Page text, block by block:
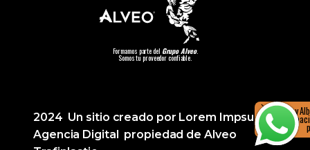
Hola, soy
más
Formamos parte del Grupo Alveo.
Somos tu proveedor confiable.
2024 Un sitio creado por Lorem Impsumx
Agencia Digital propiedad de Alveo